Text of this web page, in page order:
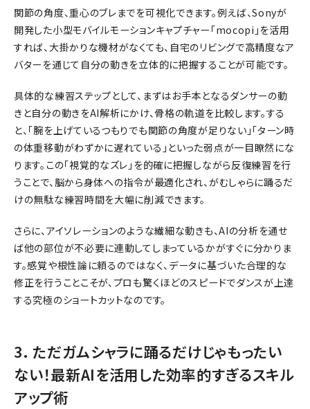
関節の角度、重心のブレまでを可視化できます。例えば、Sonyが
開発した小型モバイルモーションキャプチャー「mocopi」を活用
すれば、大掛かりな機材がなくても、自宅のリビングで高精度なア
バターを通じて自分の動きを立体的に把握することが可能です。
具体的な練習ステップとして、まずはお手本となるダンサーの動
きと自分の動きをAI解析にかけ、骨格の軌道を比較します。する
と、「腕を上げているつもりでも関節の角度が足りない」「ターン時
の体重移動がわずかに遅れている」といった弱点が一目瞭然にな
ります。この「視覚的なズレ」を的確に把握しながら反復練習を行
うことで、脳から身体への指令が最適化され、がむしゃらに踊るだ
けの無駄な練習時間を大幅に削減できます。
さらに、アイソレーションのような繊細な動きも、AIの分析を通せ
ば他の部位が不必要に連動してしまっているかがすぐに分かりま
す。感覚や根性論に頼るのではなく、データに基づいた合理的な
修正を行うことこそが、プロも驚くほどのスピードでダンスが上達
する究極のショートカットなのです。
3. ただガムシャラに踊るだけじゃもったい
ない！最新AIを活用した効率的すぎるスキル
アップ術